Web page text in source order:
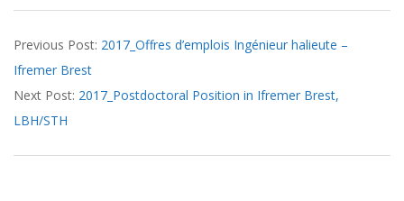
08-
25
Previous Post: 2017_Offres d’emplois Ingénieur halieute –
Ifremer Brest
Next Post: 2017_Postdoctoral Position in Ifremer Brest,
LBH/STH